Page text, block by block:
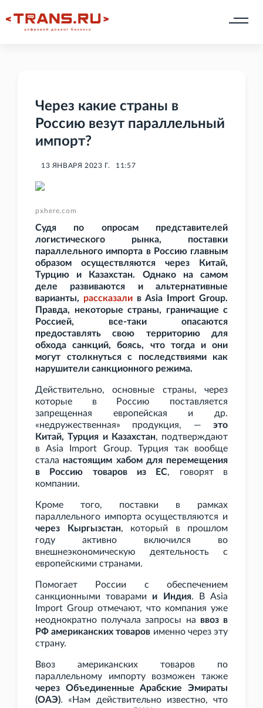
Через какие страны в
Россию везут параллельный
импорт?
13 ЯНВАРЯ 2023 Г. 11:57
pxhere.com
Судя по опросам представителей
логистического рынка, поставки
параллельного импорта в Россию главным
образом осуществляются через Китай,
Турцию и Казахстан. Однако на самом
деле развиваются и альтернативные
варианты, рассказалив Asia Import Group.
Правда, некоторые страны, граничащие с
Россией, все-таки опасаются
предоставлять свою территорию для
обхода санкций, боясь, что тогда и они
могут столкнуться с последствиями как
нарушители санкционного режима.
Действительно, основные страны, через
которые в Россию поставляется
запрещенная европейская и др.
«недружественная» продукция, — это
Китай, Турция и Казахстан, подтверждают
в Asia Import Group. Турция так вообще
стала настоящим хабом для перемещения
в Россию товаров из ЕС, говорят в
компании.
Кроме того, поставки в рамках
параллельного импорта осуществляются и
через Кыргызстан, который в прошлом
году активно включился во
внешнеэкономическую деятельность с
европейскими странами.
Помогает России с обеспечением
санкционными товарами и Индия. В Asia
Import Group отмечают, что компания уже
неоднократно получала запросы на ввоз в
РФ американских товаров именно через эту
страну.
Ввоз американских товаров по
параллельному импорту возможен также
через Объединенные Арабские Эмираты
(ОАЭ). «Нам действительно известно, что